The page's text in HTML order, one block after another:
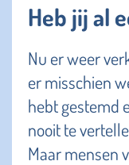
Heb jij al
Nu er weer
er misschien
hebt gestemd
nooit te
Maar mensen